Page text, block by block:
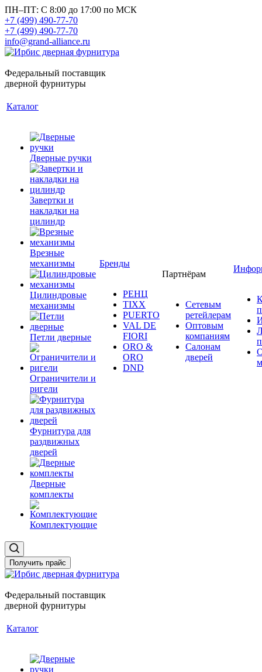
ПН–ПТ: С 8:00 до 17:00 по МСК
+7 (499) 490-77-70
+7 (499) 490-77-70
info@grand-alliance.ru
Федеральный поставщик
дверной фурнитуры
Каталог
Дверные ручки
Завертки и
накладки на
цилиндр
Врезные
механизмы
Цилиндровые
механизмы
Петли дверные
Ограничители и
ригели
Фурнитура для
раздвижных
дверей
Дверные
комплекты
Комплектующие
Бренды
РЕНЦ
TIXX
PUERTO
VAL DE
FIORI
ORO &
ORO
DND
Партнёрам
Сетевым
ретейлерам
Оптовым
компаниям
Салонам
дверей
Получить прайс
Федеральный поставщик
дверной фурнитуры
Каталог